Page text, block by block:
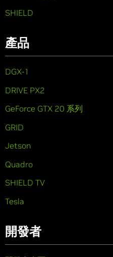
SHIELD
產品
DGX-1
DRIVE PX2
GeForce GTX 20 系列
GRID
Jetson
Quadro
SHIELD TV
Tesla
開發者